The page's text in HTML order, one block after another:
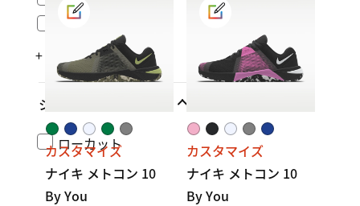
ナイキ ボメロ
+ もっと見る
シューズの高さ
ローカット
カスタマイズ
ナイキ メトコン 10
By You
カスタマイズ
ナイキ メトコン 10
By You